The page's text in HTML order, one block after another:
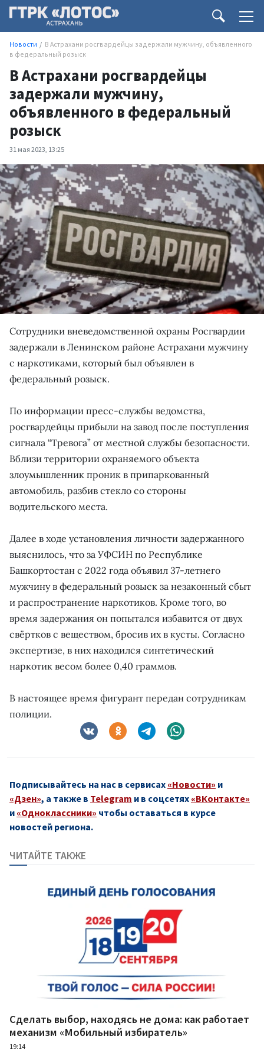
Новости
В Астрахани росгвардейцы задержали мужчину, объявленного
в федеральный розыск
В Астрахани росгвардейцы
задержали мужчину,
объявленного в федеральный
розыск
31 мая 2023, 13:25
Сотрудники вневедомственной охраны Росгвардии
задержали в Ленинском районе Астрахани мужчину
с наркотиками, который был объявлен в
федеральный розыск.
По информации пресс-службы ведомства,
росгвардейцы прибыли на завод после поступления
сигнала “Тревога” от местной службы безопасности.
Вблизи территории охраняемого объекта
злоумышленник проник в припаркованный
автомобиль, разбив стекло со стороны
водительского места.
Далее в ходе установления личности задержанного
выяснилось, что за УФСИН по Республике
Башкортостан с 2022 года объявил 37-летнего
мужчину в федеральный розыск за незаконный сбыт
и распространение наркотиков. Кроме того, во
время задержания он попытался избавится от двух
свёртков с веществом, бросив их в кусты. Согласно
экспертизе, в них находился синтетический
наркотик весом более 0,40 граммов.
В настоящее время фигурант передан сотрудникам
полиции.
Подписывайтесь на нас в сервисах «Новости» и
«Дзен», а также в Telegram и в соцсетях «ВКонтакте»
и «Одноклассники» чтобы оставаться в курсе
новостей региона.
ЧИТАЙТЕ ТАКЖЕ
Сделать выбор, находясь не дома: как работает
механизм «Мобильный избиратель»
19:14